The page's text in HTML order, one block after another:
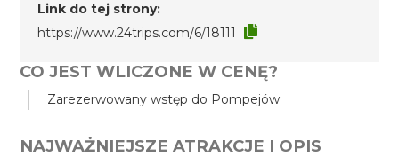
Link do tej strony:
https://www.24trips.com/6/18111
CO JEST WLICZONE W CENĘ?
Zarezerwowany wstęp do Pompejów
NAJWAŻNIEJSZE ATRAKCJE I OPIS